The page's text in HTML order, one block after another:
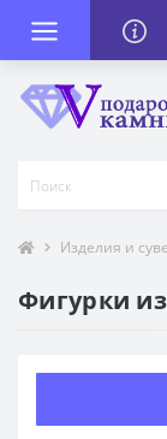
Изделия и
Фигурки